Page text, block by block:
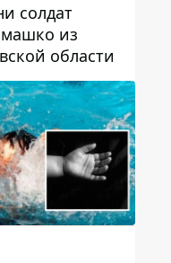
солдат
из
области